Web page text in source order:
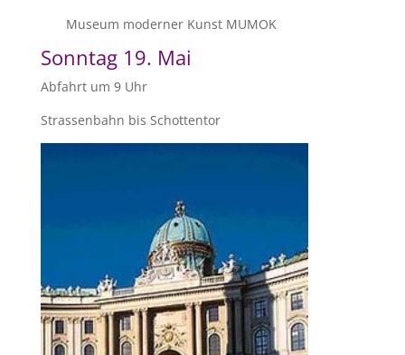
Museum moderner Kunst MUMOK
Sonntag 19. Mai
Abfahrt um 9 Uhr
Strassenbahn bis Schottentor